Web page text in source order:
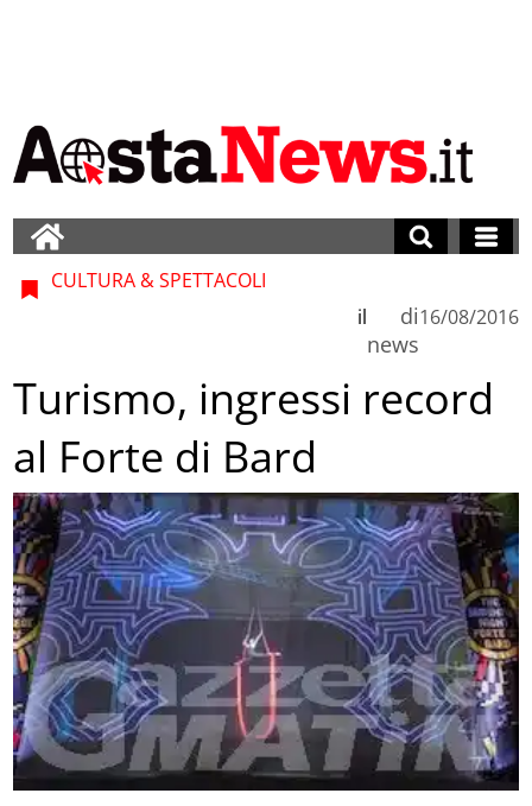
CULTURA & SPETTACOLI
di
news
il 16/08/2016
Turismo, ingressi record
al Forte di Bard